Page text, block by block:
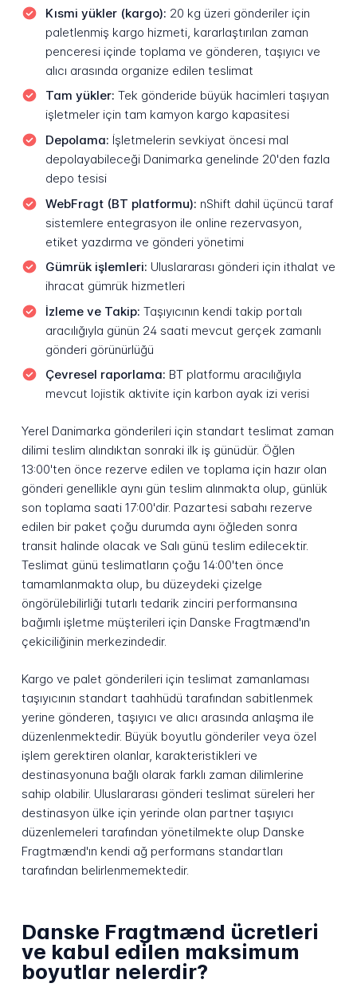
Kısmi yükler (kargo): 20 kg üzeri gönderiler için
paletlenmiş kargo hizmeti, kararlaştırılan zaman
penceresi içinde toplama ve gönderen, taşıyıcı ve
alıcı arasında organize edilen teslimat
Tam yükler: Tek gönderide büyük hacimleri taşıyan
işletmeler için tam kamyon kargo kapasitesi
Depolama: İşletmelerin sevkiyat öncesi mal
depolayabileceği Danimarka genelinde 20'den fazla
depo tesisi
WebFragt (BT platformu): nShift dahil üçüncü taraf
sistemlere entegrasyon ile online rezervasyon,
etiket yazdırma ve gönderi yönetimi
Gümrük işlemleri: Uluslararası gönderi için ithalat ve
ihracat gümrük hizmetleri
İzleme ve Takip: Taşıyıcının kendi takip portalı
aracılığıyla günün 24 saati mevcut gerçek zamanlı
gönderi görünürlüğü
Çevresel raporlama: BT platformu aracılığıyla
mevcut lojistik aktivite için karbon ayak izi verisi
Yerel Danimarka gönderileri için standart teslimat zaman
dilimi teslim alındıktan sonraki ilk iş günüdür. Öğlen
13:00'ten önce rezerve edilen ve toplama için hazır olan
gönderi genellikle aynı gün teslim alınmakta olup, günlük
son toplama saati 17:00'dir. Pazartesi sabahı rezerve
edilen bir paket çoğu durumda aynı öğleden sonra
transit halinde olacak ve Salı günü teslim edilecektir.
Teslimat günü teslimatların çoğu 14:00'ten önce
tamamlanmakta olup, bu düzeydeki çizelge
öngörülebilirliği tutarlı tedarik zinciri performansına
bağımlı işletme müşterileri için Danske Fragtmænd'ın
çekiciliğinin merkezindedir.
Kargo ve palet gönderileri için teslimat zamanlaması
taşıyıcının standart taahhüdü tarafından sabitlenmek
yerine gönderen, taşıyıcı ve alıcı arasında anlaşma ile
düzenlenmektedir. Büyük boyutlu gönderiler veya özel
işlem gerektiren olanlar, karakteristikleri ve
destinasyonuna bağlı olarak farklı zaman dilimlerine
sahip olabilir. Uluslararası gönderi teslimat süreleri her
destinasyon ülke için yerinde olan partner taşıyıcı
düzenlemeleri tarafından yönetilmekte olup Danske
Fragtmænd'ın kendi ağ performans standartları
tarafından belirlenmemektedir.
Danske Fragtmænd ücretleri
ve kabul edilen maksimum
boyutlar nelerdir?